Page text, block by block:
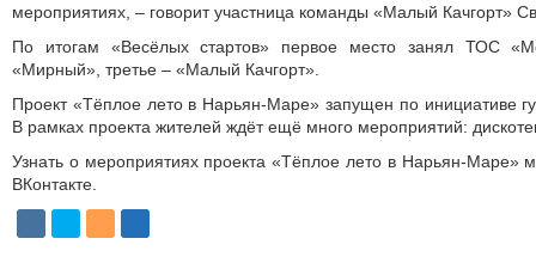
мероприятиях, – говорит участница команды «Малый Качгорт»
По итогам «Весёлых стартов» первое место занял ТОС
«Мирный», третье – «Малый Качгорт».
Проект «Тёплое лето в Нарьян-Маре» запущен по инициативе
В рамках проекта жителей ждёт ещё много мероприятий:
Узнать о мероприятиях проекта «Тёплое лето в Нарь­ян-Маре»
ВКонтакте.